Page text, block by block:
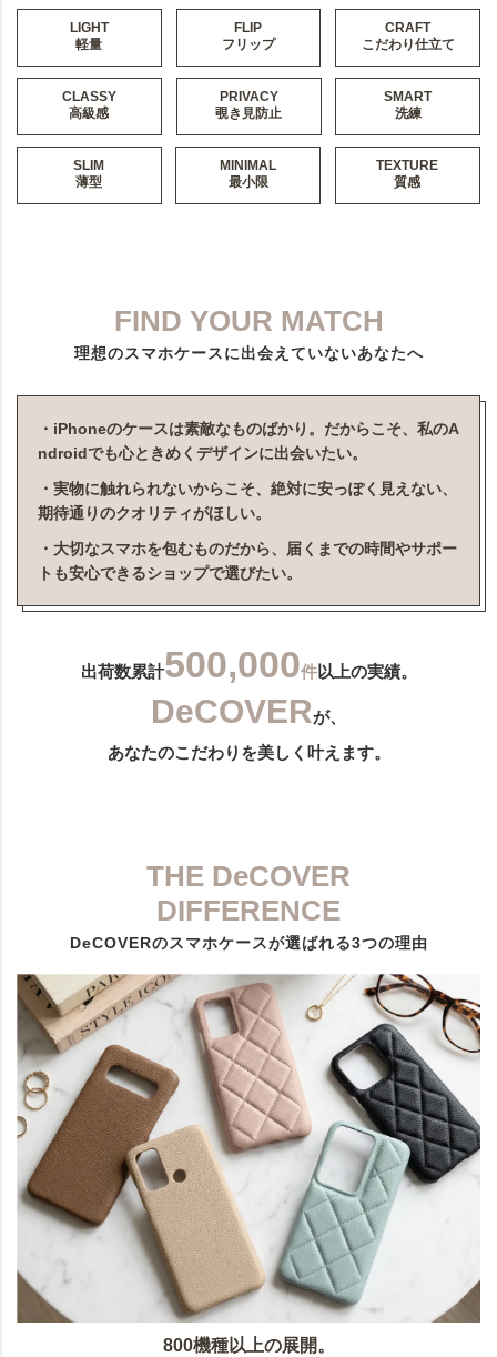
LIGHT
軽量
FLIP
フリップ
CRAFT
こだわり仕立て
CLASSY
高級感
PRIVACY
覗き見防止
SMART
洗練
SLIM
薄型
MINIMAL
最小限
TEXTURE
質感
FIND YOUR MATCH
理想のスマホケースに出会えていないあなたへ
・iPhoneのケースは素敵なものばかり。だからこそ、私のA
ndroidでも心ときめくデザインに出会いたい。
・実物に触れられないからこそ、絶対に安っぽく見えない、
期待通りのクオリティがほしい。
・大切なスマホを包むものだから、届くまでの時間やサポー
トも安心できるショップで選びたい。
出荷数累計500,000件以上の実績。
DeCOVERが、
あなたのこだわりを美しく叶えます。
THE DeCOVER
DIFFERENCE
DeCOVERのスマホケースが選ばれる3つの理由
800機種以上の展開。